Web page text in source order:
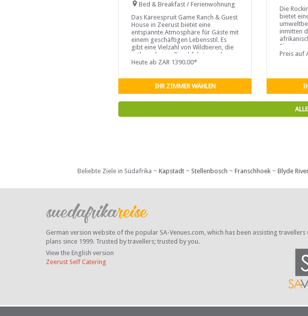
Bed & Breakfast / Ferienwohnung
Das Kareespruit Game Ranch & Guest
House in Zeerust bietet eine
entspannte Atmosphäre für Gäste mit
einem geschäftigen Lebensstil. Es
gibt eine Vielzahl von Wildtieren, die
während einer Pirschfahrt gesehen
werden können ...
Heute ab ZAR 1390.00*
IHR ZIMMER WÄHLEN
Die
bietet
inmitten
Sie eine
Koch
Preis auf
Beliebte Ziele in Südafrika ~ Kapstadt~ Stellenbosch ~ Franschhoek~ Blyde
German version website of the popular SA-Venues.com, which has been assisting
plans since 1999. Trusted by travellers; trusted by you.
View the English version
Zeerust Self Catering